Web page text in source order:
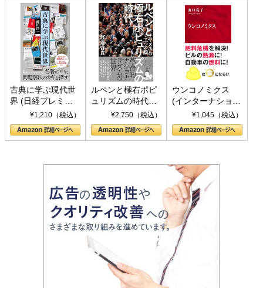
古典に学ぶ現代世
界 (日経プレミア
シリーズ)¥1,210（税込）
ルペンと極右ポピ
ュリズムの時代：
〈ヤヌス〉の二つ
の顔
¥2,750（税込）
ウンコノミクス
(インターナショナ
ル新書)¥1,045（税込）